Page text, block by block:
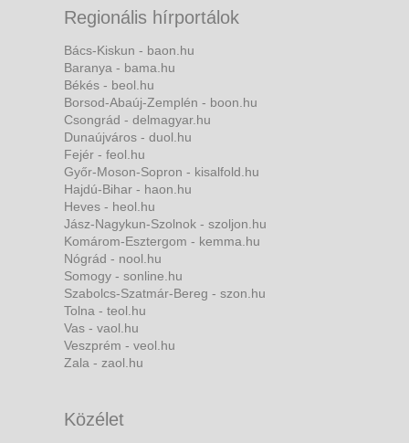
Regionális hírportálok
Bács-Kiskun - baon.hu
Baranya - bama.hu
Békés - beol.hu
Borsod-Abaúj-Zemplén - boon.hu
Csongrád - delmagyar.hu
Dunaújváros - duol.hu
Fejér - feol.hu
Győr-Moson-Sopron - kisalfold.hu
Hajdú-Bihar - haon.hu
Heves - heol.hu
Jász-Nagykun-Szolnok - szoljon.hu
Komárom-Esztergom - kemma.hu
Nógrád - nool.hu
Somogy - sonline.hu
Szabolcs-Szatmár-Bereg - szon.hu
Tolna - teol.hu
Vas - vaol.hu
Veszprém - veol.hu
Zala - zaol.hu
Közélet